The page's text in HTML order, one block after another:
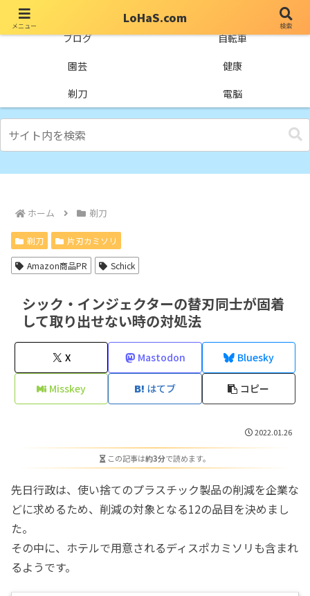
ブログ
自転車
園芸
健康
剃刀
電脳
ホーム 剃刀
剃刀 片刃カミソリ
Amazon商品PR Schick
シック・インジェクターの替刃同士が固着
して取り出せない時の対処法
X Mastodon Bluesky
Misskey はてブ コピー
2022.01.26
この記事は約3分で読めます。
先日行政は、使い捨てのプラスチック製品の削減を企業な
どに求めるため、削減の対象となる12の品目を決めまし
た。
その中に、ホテルで用意されるディスポカミソリも含まれ
るようです。
メニュー
LoHaS.com
検索